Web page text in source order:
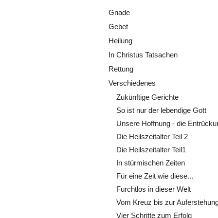
Gnade
Gebet
Heilung
In Christus Tatsachen
Rettung
Verschiedenes
Zukünftige Gerichte
So ist nur der lebendige Gott
Unsere Hoffnung - die
Die Heilszeitalter Teil 2
Die Heilszeitalter Teil1
In stürmischen Zeiten
Für eine Zeit wie diese...
Furchtlos in dieser Welt
Vom Kreuz bis zur
Vier Schritte zum Erfolg